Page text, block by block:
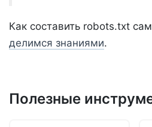
Как составить robots.txt
делимся знаниями.
Полезные